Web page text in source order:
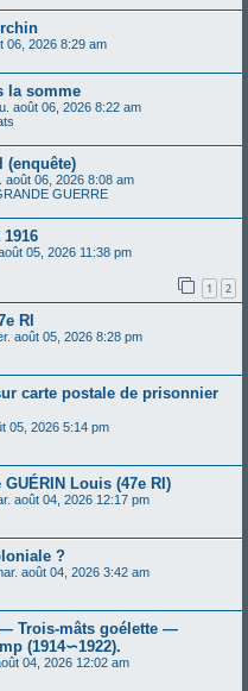
06, 2026 8:29 am
la somme
août 06, 2026 8:22 am
(enquête)
août 06, 2026 8:08 am
GUERRE
05, 2026 11:38 pm
1 2
RI
août 05, 2026 8:28 pm
carte postale de prisonnier
05, 2026 5:14 pm
Louis (47e RI)
août 04, 2026 12:17 pm
?
août 04, 2026 3:42 am
— Trois-mâts goélette —
(1914∽1922).
04, 2026 12:02 am